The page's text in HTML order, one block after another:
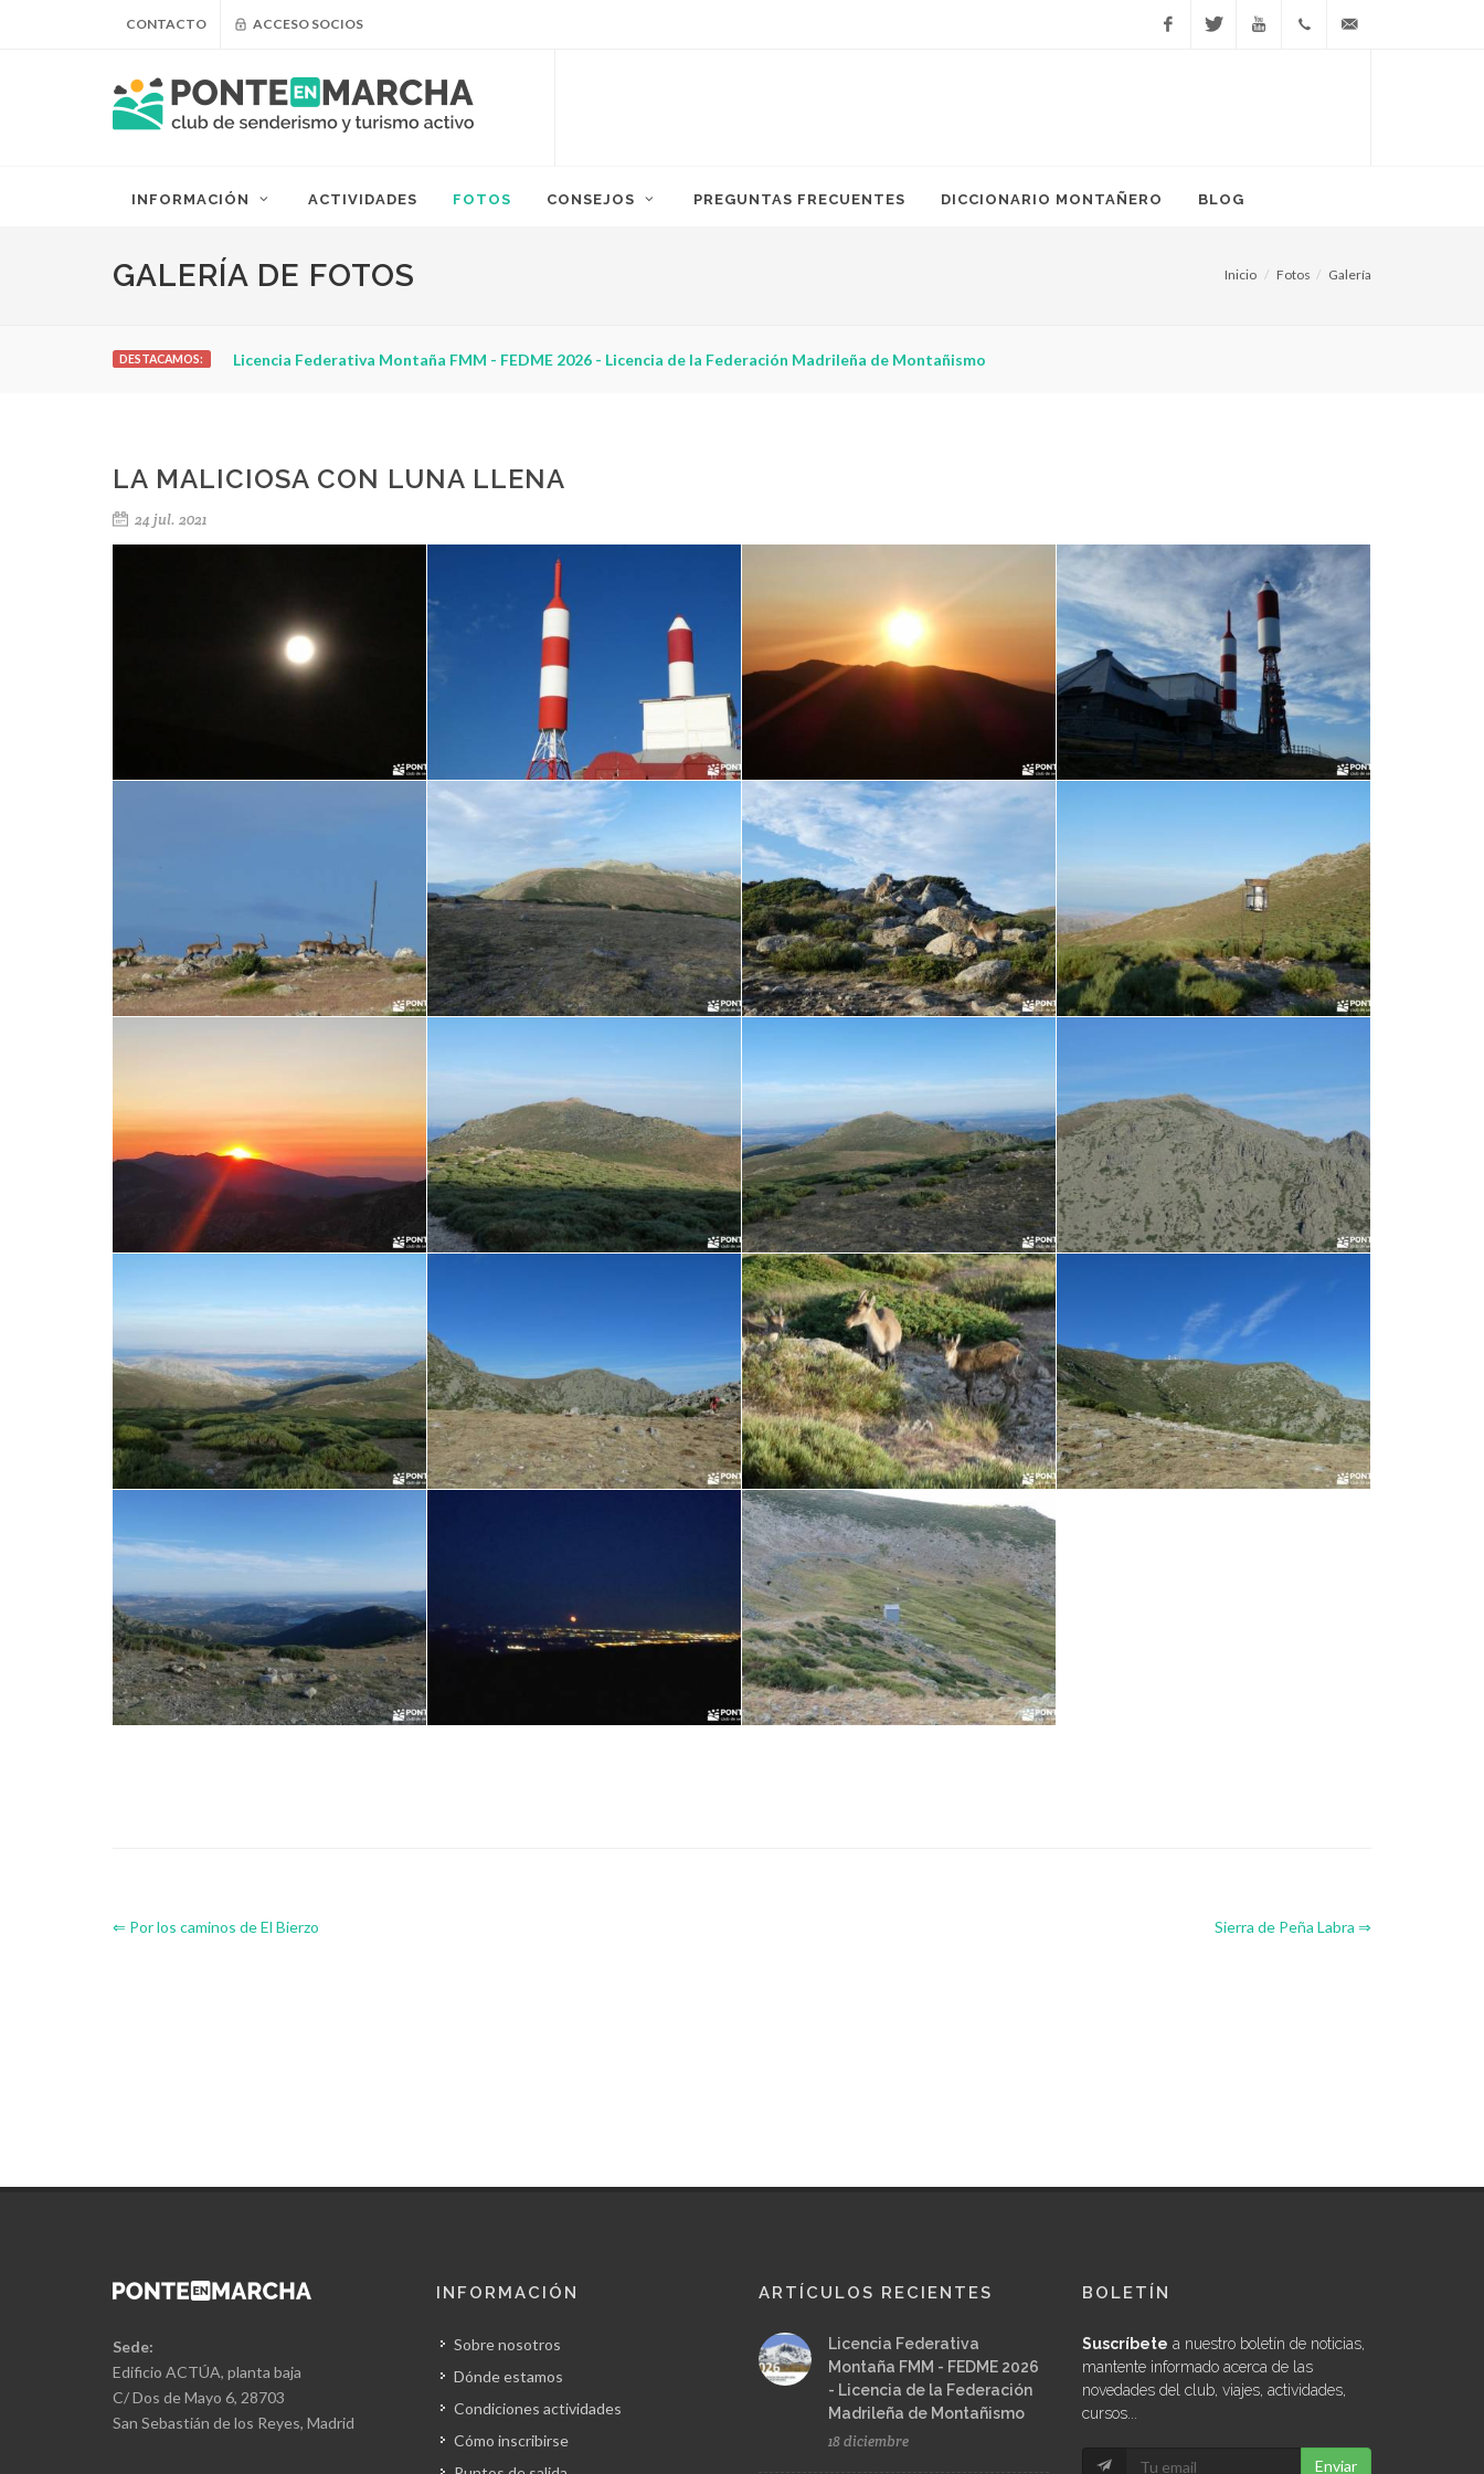
CONTACTO ACCESO SOCIOS
INFORMACIÓN ACTIVIDADES FOTOS CONSEJOS PREGUNTAS FRECUENTES DICCIONARIO MONTAÑERO BLOG
GALERÍA DE FOTOS Inicio Fotos Galería
DESTACAMOS:
Licencia Federativa Montaña FMM - FEDME 2026 - Licencia de la Federación Madrileña de Montañismo
LA MALICIOSA CON LUNA LLENA
24 jul. 2021
⇐ Por los caminos de El Bierzo Sierra de Peña Labra ⇒
Sede:
Edificio ACTÚA, planta baja
C/ Dos de Mayo 6, 28703
San Sebastián de los Reyes, Madrid
INFORMACIÓN
Sobre nosotros
Dónde estamos
Condiciones actividades
Cómo inscribirse
ARTÍCULOS RECIENTES
Licencia Federativa
Montaña FMM - FEDME 2026
- Licencia de la Federación
Madrileña de Montañismo
18 diciembre
BOLETÍN
Suscríbete a nuestro boletín de noticias,
mantente informado acerca de las
novedades del club, viajes, actividades,
cursos...
Enviar